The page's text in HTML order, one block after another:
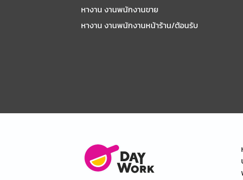
หางาน งานพนักงานขาย
หางาน งานพนักงานหน้าร้าน/ต้อนรับ